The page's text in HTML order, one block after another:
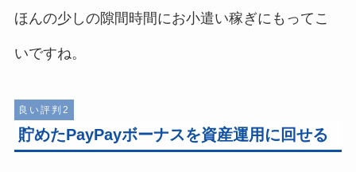
ほんの少しの隙間時間にお小遣い稼ぎにもってこ
いですね。
良い評判2
貯めたPayPayボーナスを資産運用に回せる